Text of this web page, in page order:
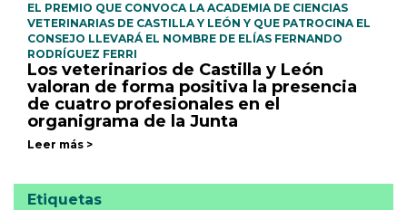
EL PREMIO QUE CONVOCA LA ACADEMIA DE CIENCIAS
VETERINARIAS DE CASTILLA Y LEÓN Y QUE PATROCINA EL
CONSEJO LLEVARÁ EL NOMBRE DE ELÍAS FERNANDO
RODRÍGUEZ FERRI
Los veterinarios de Castilla y León
valoran de forma positiva la presencia
de cuatro profesionales en el
organigrama de la Junta
Leer más >
Etiquetas